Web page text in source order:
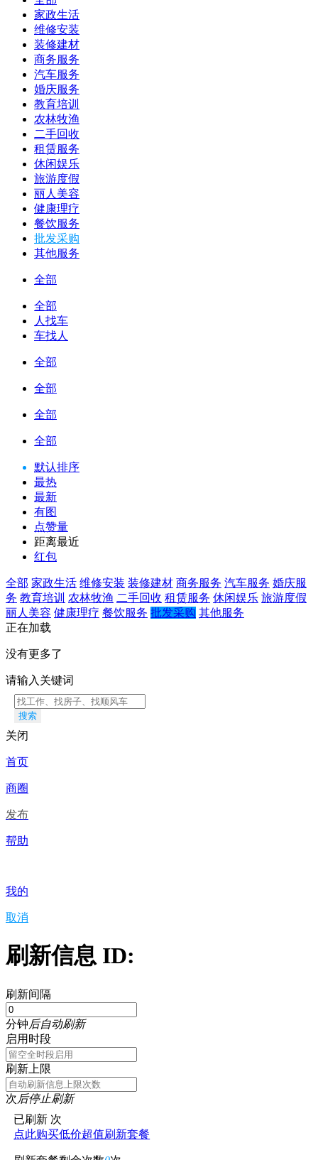
家政生活
维修安装
装修建材
商务服务
汽车服务
婚庆服务
教育培训
农林牧渔
二手回收
租赁服务
休闲娱乐
旅游度假
丽人美容
健康理疗
餐饮服务
批发采购
其他服务
全部
全部
人找车
车找人
全部
全部
全部
全部
默认排序
最热
最新
有图
点赞量
距离最近
红包
全部 家政生活 维修安装 装修建材 商务服务 汽车服务 婚庆服
务 教育培训 农林牧渔 二手回收 租赁服务 休闲娱乐 旅游度假
丽人美容 健康理疗 餐饮服务 批发采购 其他服务
正在加载
没有更多了
请输入关键词
搜索
关闭
首页
商圈
发布
帮助
我的
取消
刷新信息 ID:
刷新间隔
分钟后自动刷新
启用时段
刷新上限
次后停止刷新
已刷新 次
点此购买低价超值刷新套餐